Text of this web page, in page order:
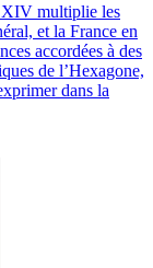
XIV multiplie les
et la France en
accordées à des
de l’Hexagone,
dans la